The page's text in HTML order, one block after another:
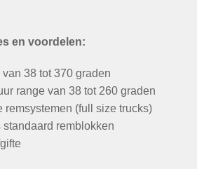
en voordelen:
38 tot 370 graden
range van 38 tot 260 graden
remsystemen (full size trucks)
standaard remblokken